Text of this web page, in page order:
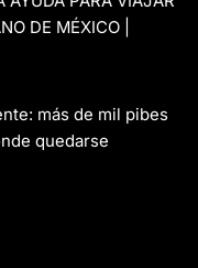
DE MÉXICO |
más de mil pibes
quedarse